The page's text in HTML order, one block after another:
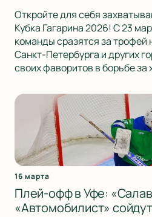
Откройте для себя
Кубка Гагарина 2026! С 23
команды сразятся за трофей
Санкт-Петербурга и других
своих фаворитов в борьбе за
16 марта
Плей-офф в Уфе:
«Автомобилист»